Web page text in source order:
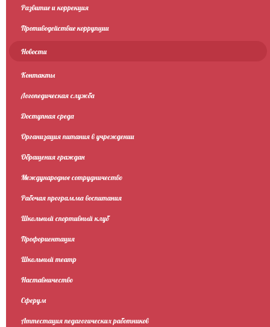
Развитие и коррекция
Противодействие коррупции
Новости
Контакты
Логопедическая служба
Доступная среда
Организация питания в учреждении
Обращения граждан
Международное сотрудничество
Рабочая программа воспитания
Школьный спортивный клуб
Профориентация
Школьный театр
Наставничество
Сферум
Аттестация педагогических работников